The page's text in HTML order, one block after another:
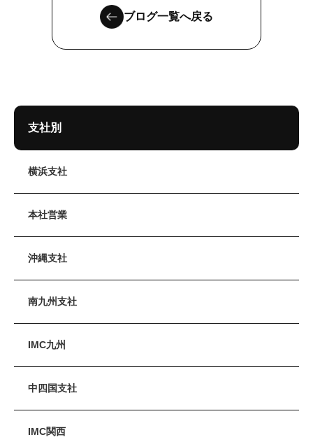
ブログ一覧へ戻る
支社別
横浜支社
本社営業
沖縄支社
南九州支社
IMC九州
中四国支社
IMC関西